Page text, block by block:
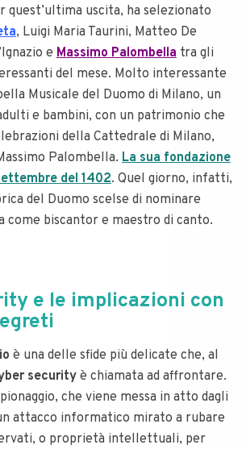
uscita, ha selezionato
, Luigi Maria Taurini, Matteo De
e Massimo Palombella tra gli
del mese. Molto interessante
Musicale del Duomo di Milano, un
e bambini, con un patrimonio che
della Cattedrale di Milano,
Palombella. La sua fondazione
del 1402. Quel giorno, infatti,
del Duomo scelse di nominare
come biscantor e maestro di canto.
e le implicazioni con
è una delle sfide più delicate che, al
securityè chiamata ad affrontare.
che viene messa in atto dagli
attacco informatico mirato a rubare
o proprietà intellettuali, per